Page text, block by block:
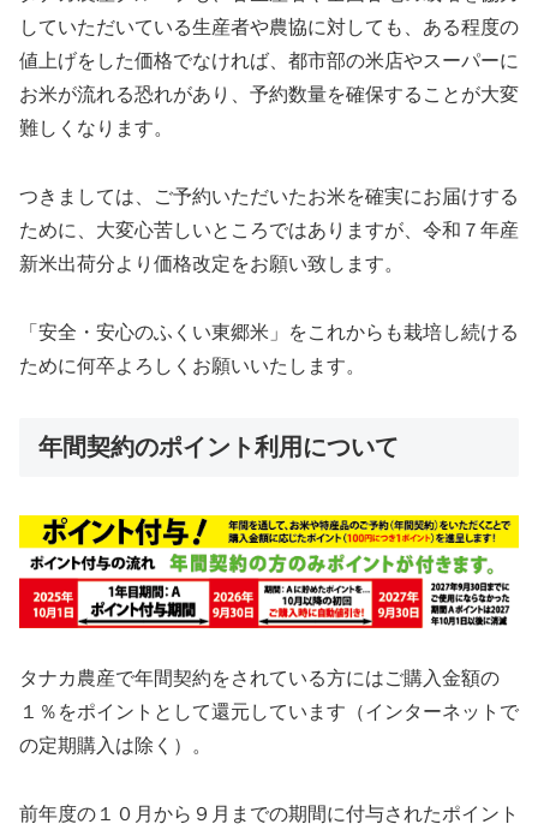
していただいている生産者や農協に対しても、ある程度の
値上げをした価格でなければ、都市部の米店やスーパーに
お米が流れる恐れがあり、予約数量を確保することが大変
難しくなります。
つきましては、ご予約いただいたお米を確実にお届けする
ために、大変心苦しいところではありますが、令和７年産
新米出荷分より価格改定をお願い致します。
「安全・安心のふくい東郷米」をこれからも栽培し続ける
ために何卒よろしくお願いいたします。
年間契約のポイント利用について
タナカ農産で年間契約をされている方にはご購入金額の
１％をポイントとして還元しています（インターネットで
の定期購入は除く）。
前年度の１０月から９月までの期間に付与されたポイント